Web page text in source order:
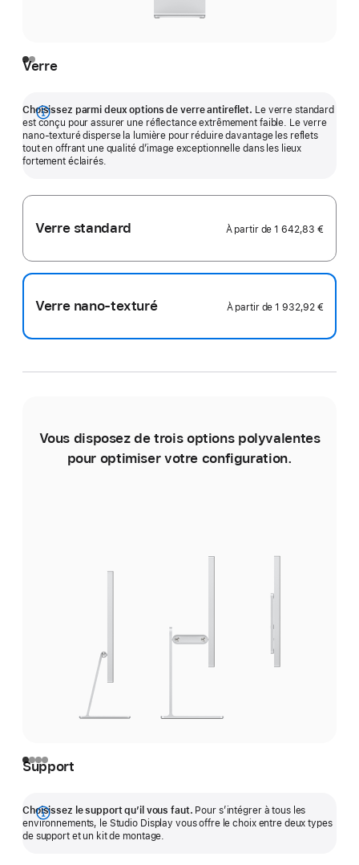
Verre
Choisissez parmi deux options de verre antireflet. Le verre standard
est conçu pour assurer une réflectance extrêmement faible. Le verre
nano-texturé disperse la lumière pour réduire davantage les reflets
tout en offrant une qualité d’image exceptionnelle dans les lieux
fortement éclairés.
Afficher
plus
Verre standard À partir de1 642,83 €
Verre nano-texturé À partir de1 932,92 €
Vous disposez de trois options polyvalentes
pour optimiser votre configuration.
Support
Choisissez le support qu’il vous faut. Pour s’intégrer à tous les
environnements, le Studio Display vous offre le choix entre deux types
de support et un kit de montage.
Afficher
plus